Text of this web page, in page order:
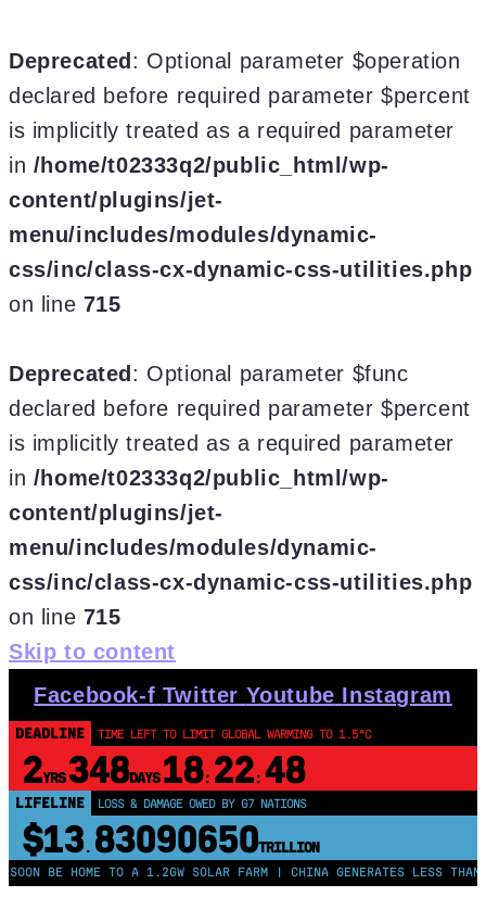
Deprecated : Optional parameter $operation
declared before required parameter $percent
is implicitly treated as a required parameter
in /home/t02333q2/public_html/wp-
content/plugins/jet-
menu/includes/modules/dynamic-
css/inc/class-cx-dynamic-css-utilities.php
on line 715
Deprecated : Optional parameter $func
declared before required parameter $percent
is implicitly treated as a required parameter
in /home/t02333q2/public_html/wp-
content/plugins/jet-
menu/includes/modules/dynamic-
css/inc/class-cx-dynamic-css-utilities.php
on line 715
Skip to content
Facebook-f Twitter Youtube Instagram
DEADLINE TIME LEFT TO LIMIT GLOBAL WARMING TO 1.5°C
2YRS348DAYS 18: 22: 48
LIFELINE LOSS & DAMAGE OWED BY G7 NATIONS
$13. 83090651TRILLION
HOME TO A 1.2GW SOLAR FARM | CHINA GENERATES LESS THAN